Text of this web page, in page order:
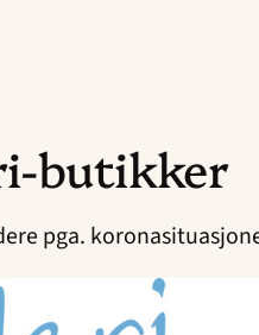
butikker
pga.